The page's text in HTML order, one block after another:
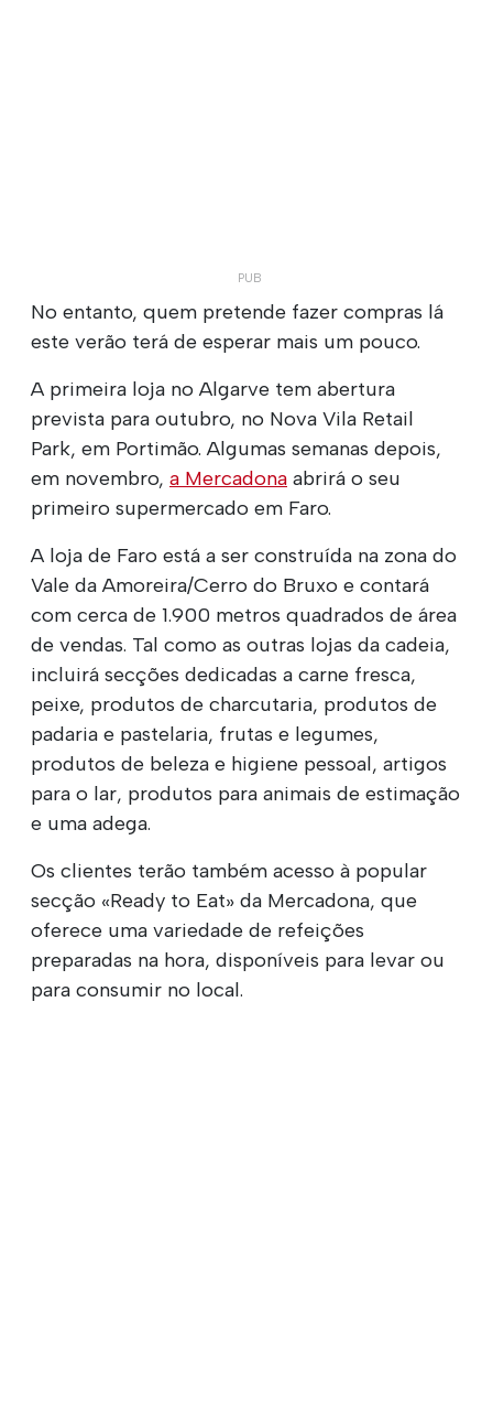
No entanto, quem pretende fazer compras lá
este verão terá de esperar mais um pouco.
A primeira loja no Algarve tem abertura
prevista para outubro, no Nova Vila Retail
Park, em Portimão. Algumas semanas depois,
em novembro, a Mercadona abrirá o seu
primeiro supermercado em Faro.
A loja de Faro está a ser construída na zona do
Vale da Amoreira/Cerro do Bruxo e contará
com cerca de 1.900 metros quadrados de área
de vendas. Tal como as outras lojas da cadeia,
incluirá secções dedicadas a carne fresca,
peixe, produtos de charcutaria, produtos de
padaria e pastelaria, frutas e legumes,
produtos de beleza e higiene pessoal, artigos
para o lar, produtos para animais de estimação
e uma adega.
Os clientes terão também acesso à popular
secção «Ready to Eat» da Mercadona, que
oferece uma variedade de refeições
preparadas na hora, disponíveis para levar ou
para consumir no local.